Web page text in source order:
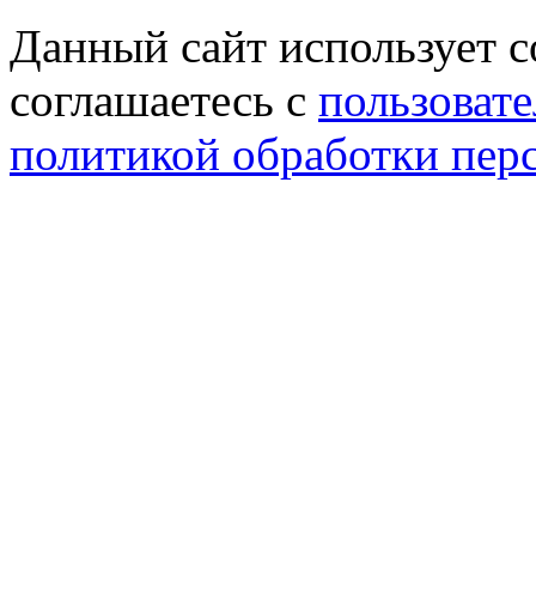
Данный сайт использует
соглашаетесь с
политикой обработки